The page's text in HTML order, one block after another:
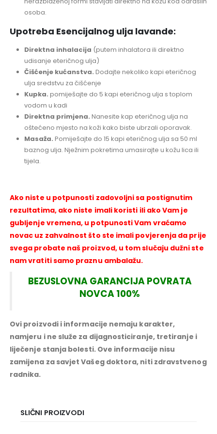
osoba.
Upotreba Esencijalnog ulja lavande:
Direktna inhalacija (putem inhalatora ili direktno
udisanje eteričnog ulja)
Čišćenje kućanstva. Dodajte nekoliko kapi eteričnog
ulja sredstvu za čišćenje
Kupka. pomiješajte do 5 kapi eteričnog ulja s toplom
vodom u kadi
Direktna primjena. Nanesite kap eteričnog ulja na
oštećeno mjesto na koži kako biste ubrzali oporavak.
Masaža. Pomiješajte do 15 kapi eteričnog ulja sa 50 ml
baznog ulja. Nježnim pokretima umasirajte u kožu lica ili
tijela.
Ako niste u potpunosti zadovoljni sa postignutim
rezultatima, ako niste imali koristi ili ako Vam je
gubljenje vremena, u potpunosti Vam vraćamo
novac uz zahvalnost što ste imali povjerenja da prije
svega probate naš proizvod, u tom slučaju dužni ste
nam vratiti samo praznu ambalažu.
BEZUSLOVNA GARANCIJA POVRATA
NOVCA 100%
Ovi proizvodi i informacije nemaju karakter,
namjeru i ne služe za dijagnosticiranje, tretiranje i
liječenje stanja bolesti. Ove informacije nisu
zamijena za savjet Vašeg doktora, niti zdravstvenog
radnika.
SLIČNI PROIZVODI